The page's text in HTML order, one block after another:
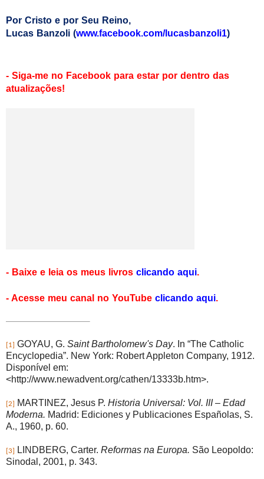
Por Cristo e por Seu Reino,
Lucas Banzoli (www.facebook.com/lucasbanzoli1)
- Siga-me no Facebook para estar por dentro das
atualizações!
- Baixe e leia os meus livros clicando aqui.
- Acesse meu canal no YouTube clicando aqui.
[1] GOYAU, G. Saint Bartholomew's Day. In “The Catholic
Encyclopedia”. New York: Robert Appleton Company, 1912.
Disponível em:
<http://www.newadvent.org/cathen/13333b.htm>.
[2] MARTINEZ, Jesus P. Historia Universal: Vol. III – Edad
Moderna. Madrid: Ediciones y Publicaciones Españolas, S.
A., 1960, p. 60.
[3] LINDBERG, Carter. Reformas na Europa. São Leopoldo:
Sinodal, 2001, p. 343.